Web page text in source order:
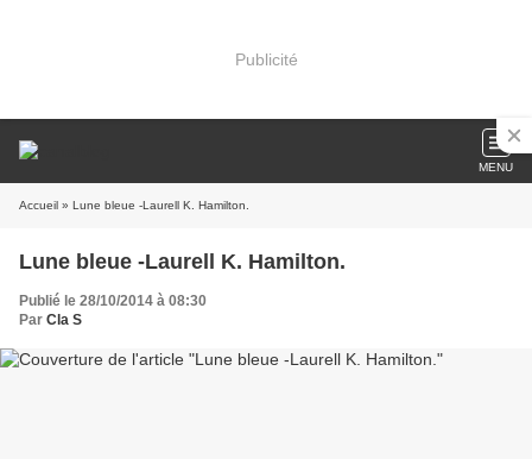
Publicité
MENU
Accueil » Lune bleue -Laurell K. Hamilton.
Lune bleue -Laurell K. Hamilton.
Publié le 28/10/2014 à 08:30
Par Cla S